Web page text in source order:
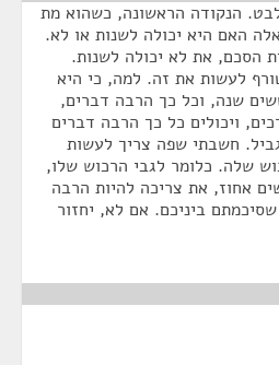
הנקודה הראשונה, כשהוא מת
האם היא יכולה לשנות או לא.
הסכם, את לא יכולה לשנות.
לעשות את זה. למה, כי היא
שנה, וכל כך הרבה דברים,
ויכולים כל כך הרבה דברים
חשבתי שפה צריך לעשות
שלה. כלומר לגבי הרכוש שלו,
אחוז, את צריכה להיות הרבה
ביניכם. אם לא, יחזור